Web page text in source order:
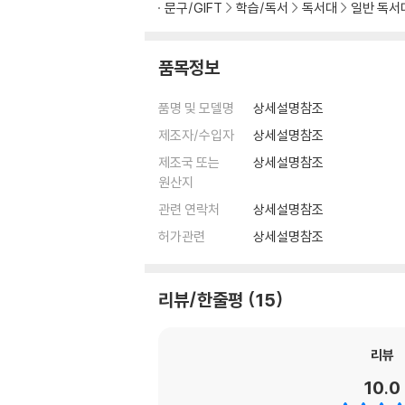
문구/GIFT 학습/독서 독서대 일반 독서
품목정보
품명 및 모델명
상세설명참조
제조자/수입자
상세설명참조
제조국 또는
원산지
상세설명참조
관련 연락처
상세설명참조
허가관련
상세설명참조
리뷰/한줄평 15
리뷰
10.0